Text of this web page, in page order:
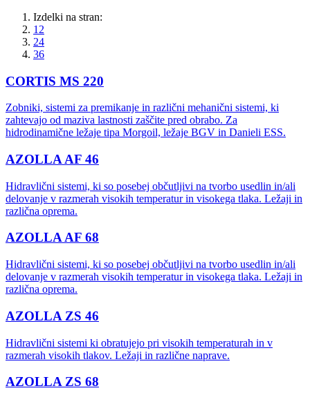
Izdelki na stran:
12
24
36
CORTIS MS 220
Zobniki, sistemi za premikanje in različni mehanični sistemi, ki
zahtevajo od maziva lastnosti zaščite pred obrabo. Za
hidrodinamične ležaje tipa Morgoil, ležaje BGV in Danieli ESS.
AZOLLA AF 46
Hidravlični sistemi, ki so posebej občutljivi na tvorbo usedlin in/ali
delovanje v razmerah visokih temperatur in visokega tlaka. Ležaji in
različna oprema.
AZOLLA AF 68
Hidravlični sistemi, ki so posebej občutljivi na tvorbo usedlin in/ali
delovanje v razmerah visokih temperatur in visokega tlaka. Ležaji in
različna oprema.
AZOLLA ZS 46
Hidravlični sistemi ki obratujejo pri visokih temperaturah in v
razmerah visokih tlakov. Ležaji in različne naprave.
AZOLLA ZS 68